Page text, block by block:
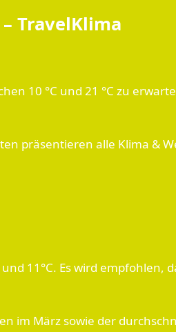
TravelKlima
10 °C und 21 °C zu
präsentieren alle Klima &
11°C. Es wird empfohlen,
im März sowie der